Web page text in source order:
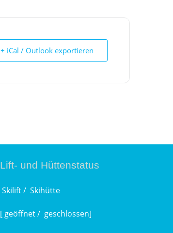
+ iCal / Outlook exportieren
Lift- und Hüttenstatus
Skilift / Skihütte
[ geöffnet / geschlossen]